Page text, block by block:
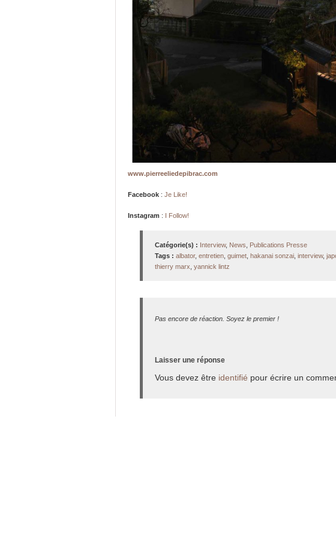
www.pierreeliedepibrac.com
Facebook : Je Like!
Instagram : I Follow!
Catégorie(s) : Interview, News
Publications Presse
Tags : albator, entretien guimet hakanai sonzai interview,
thierry marx yannick lintz
Pas encore de réaction. Soyez le premier !
Laisser une réponse
Vous devez être identifié pour écrire un